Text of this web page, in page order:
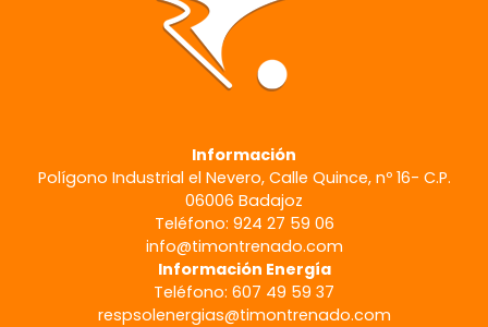
Información
Polígono Industrial el Nevero, Calle Quince, nº 16- C.P.
06006 Badajoz
Teléfono: 924 27 59 06
info@timontrenado.com
Información Energía
Teléfono: 607 49 59 37
respsolenergias@timontrenado.com